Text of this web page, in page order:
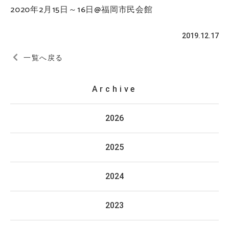
2020年2月15日～16日@福岡市民会館
2019.12.17
一覧へ戻る
Archive
2026
2025
2024
2023